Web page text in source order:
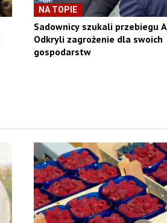
NA TOPIE
Sadownicy szukali przebiegu
Odkryli zagrożenie dla swoich
gospodarstw